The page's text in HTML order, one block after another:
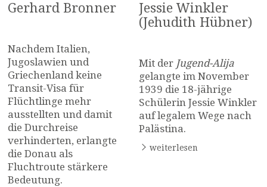
Gerhard Bronner
Nachdem Italien,
Jugoslawien und
Griechenland keine
Transit-Visa für
Flüchtlinge mehr
ausstellten und damit
die Durchreise
verhinderten, erlangte
die Donau als
Fluchtroute stärkere
Bedeutung.
Jessie Winkler
(Jehudith Hübner)
Mit der Jugend-Alija
gelangte im November
1939 die 18-jährige
Schülerin Jessie Winkler
auf legalem Wege nach
Palästina.
weiterlesen